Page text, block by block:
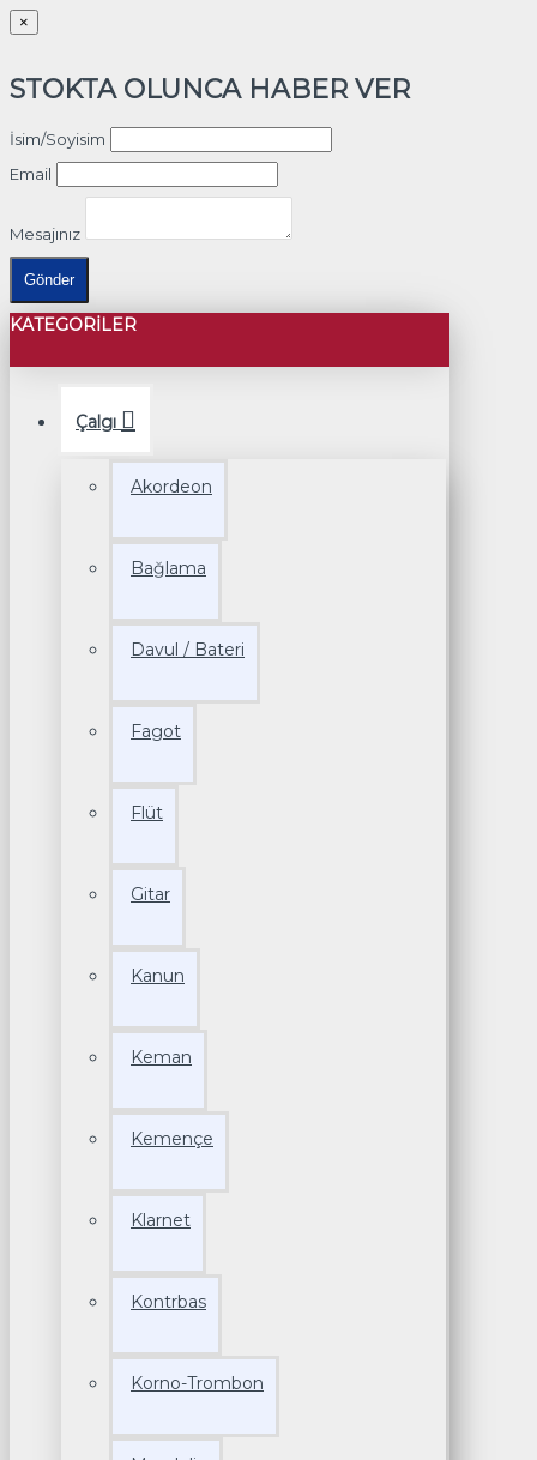
×
STOKTA OLUNCA HABER VER
İsim/Soyisim
Email
Mesajınız
Gönder
KATEGORILER
Çalgı
Akordeon
Bağlama
Davul / Bateri
Fagot
Flüt
Gitar
Kanun
Keman
Kemençe
Klarnet
Kontrbas
Korno-Trombon